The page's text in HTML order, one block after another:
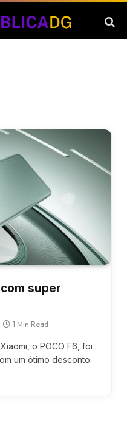
super
1 Min Read
o POCO F6, foi
um ótimo desconto.